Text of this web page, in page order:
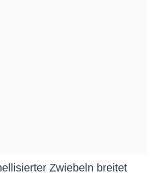
Zwiebeln breitet